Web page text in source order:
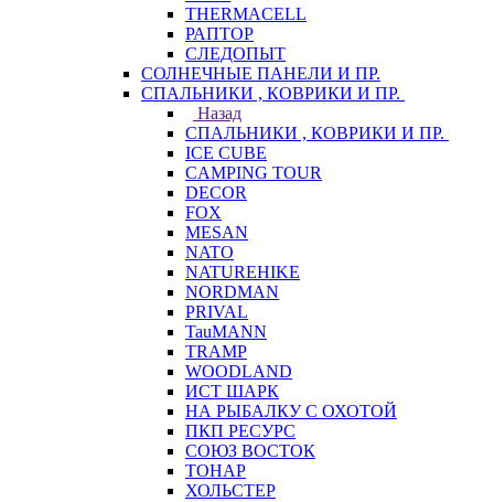
THERMACELL
РАПТОР
СЛЕДОПЫТ
СОЛНЕЧНЫЕ ПАНЕЛИ И ПР.
СПАЛЬНИКИ , КОВРИКИ И ПР.
Назад
СПАЛЬНИКИ , КОВРИКИ И ПР.
ICE CUBE
CAMPING TOUR
DECOR
FOX
MESAN
NATO
NATUREHIKE
NORDMAN
PRIVAL
TauMANN
TRAMP
WOODLAND
ИСТ ШАРК
НА РЫБАЛКУ С ОХОТОЙ
ПКП РЕСУРС
СОЮЗ ВОСТОК
ТОНАР
ХОЛЬСТЕР